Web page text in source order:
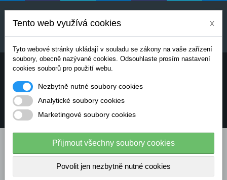
Uvedené ceny jsou orientační a mohou se měnit v
závislosti na aktuálních cenách výrobců a
dodavatelů. Pro přesnou cenovou nabídku prosím
Potřebujete poradit? Chcete objednávat telefonicky:
info@dataflex-security.com
Tento web využívá cookies x
Tyto webové stránky ukládají v souladu se zákony na vaše zařízení
soubory, obecně nazývané cookies. Odsouhlaste prosím nastavení
cookies souborů pro použití webu.
Nezbytně nutné soubory cookies
Analytické soubory cookies
Marketingové soubory cookies
Přijmout všechny soubory cookies
Povolit jen nezbytně nutné cookies